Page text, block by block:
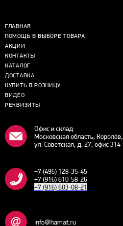
ГЛАВНАЯ
ПОМОЩЬ В ВЫБОРЕ ТОВАРА
АКЦИИ
КОНТАКТЫ
КАТАЛОГ
ДОСТАВКА
КУПИТЬ В РОЗНИЦУ
ВИДЕО
РЕКВИЗИТЫ
Офис и склад:
Московская область, Королёв,
ул. Советская, д. 27, офис 314
+7 (495) 128-35-45
+7 (916) 610-58-26
+7 (916) 603-08-21
info@hamat.ru